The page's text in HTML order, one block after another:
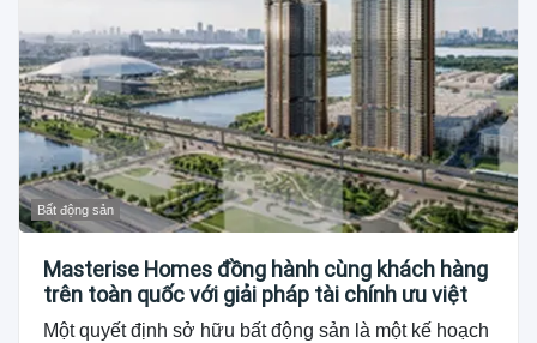
Bất động sản
Masterise Homes đồng hành cùng khách hàng
trên toàn quốc với giải pháp tài chính ưu việt
Một quyết định sở hữu bất động sản là một kế hoạch